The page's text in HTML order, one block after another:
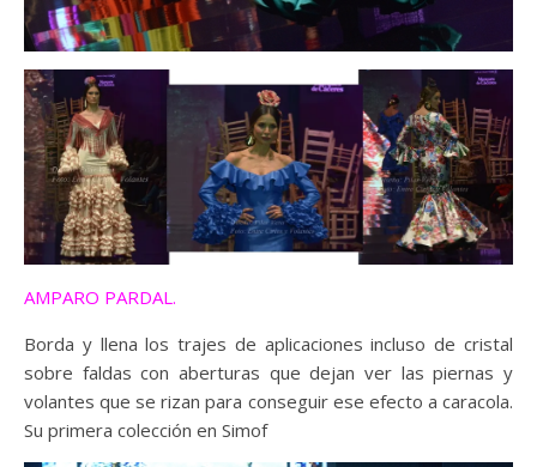
AMPARO PARDAL.
Borda y llena los trajes de aplicaciones incluso de cristal
sobre faldas con aberturas que dejan ver las piernas y
volantes que se rizan para conseguir ese efecto a caracola.
Su primera colección en Simof